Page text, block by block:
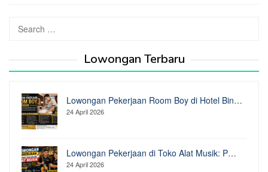
for:
Lowongan Terbaru
Lowongan Pekerjaan Room Boy di Hotel Bin…
24 April 2026
Lowongan Pekerjaan di Toko Alat Musik: P…
24 April 2026